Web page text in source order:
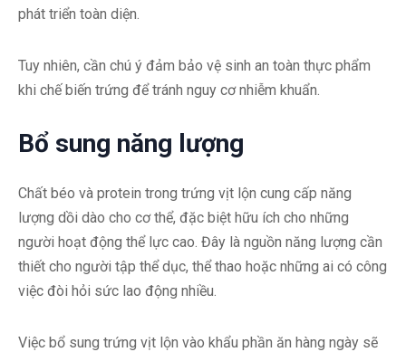
phát triển toàn diện.
Tuy nhiên, cần chú ý đảm bảo vệ sinh an toàn thực phẩm
khi chế biến trứng để tránh nguy cơ nhiễm khuẩn.
Bổ sung năng lượng
Chất béo và protein trong trứng vịt lộn cung cấp năng
lượng dồi dào cho cơ thể, đặc biệt hữu ích cho những
người hoạt động thể lực cao. Đây là nguồn năng lượng cần
thiết cho người tập thể dục, thể thao hoặc những ai có công
việc đòi hỏi sức lao động nhiều.
Việc bổ sung trứng vịt lộn vào khẩu phần ăn hàng ngày sẽ